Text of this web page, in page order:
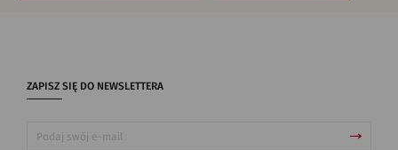
ZAPISZ SIĘ DO NEWSLETTERA